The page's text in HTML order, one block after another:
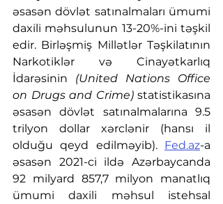
əsasən dövlət satınalmaları ümumi
daxili məhsulunun 13-20%-ini təşkil
edir. Birləşmiş Millətlər Təşkilatının
Narkotiklər və Cinayətkarlıq
İdarəsinin (United Nations Office
on Drugs and Crime) statistikasına
əsasən dövlət satınalmalarına 9.5
trilyon dollar xərclənir (hansı il
olduğu qeyd edilməyib). Fed.az-a
əsasən 2021-ci ildə Azərbaycanda
92 milyard 857,7 milyon manatlıq
ümumi daxili məhsul istehsal